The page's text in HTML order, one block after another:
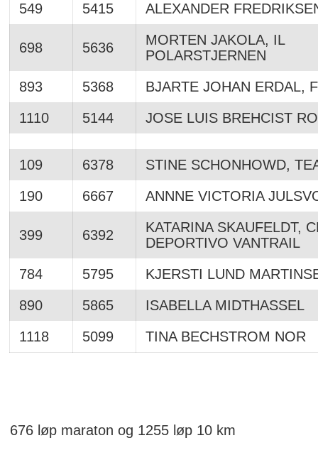
549
5415 ALEXANDER
698 5636
MORTEN JAKOLA, IL
POLARSTJERNEN
893
5368
BJARTE JOHAN ERDAL,
1110
5144 JOSE LUIS BREHCIST
109 6378
STINE SCHONHOWD,
190
6667 ANNNE VICTORIA
399 6392
KATARINA SKAUFELDT,
DEPORTIVO VANTRAIL
784
5795
KJERSTI LUND
890
5865
ISABELLA MIDTHASSEL
1118
5099 TINA BECHSTROM NOR
676 løp maraton og 1255 løp 10 km